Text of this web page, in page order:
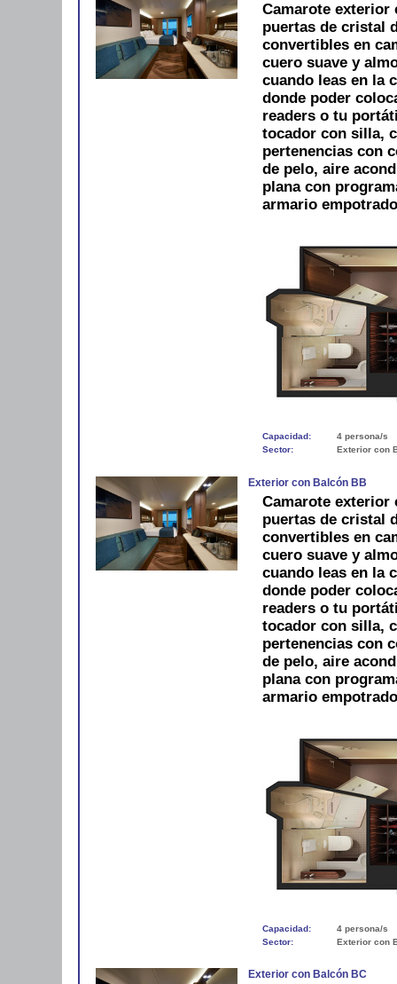
Camarote exterior
puertas de cristal
convertibles en
cuero suave y
cuando leas en la
donde poder
readers o tu
tocador con silla,
pertenencias con
de pelo, aire
plana con
armario
Capacidad:
4 persona/s
Sector:
Exterior con
Exterior con Balcón BB
Camarote exterior
puertas de cristal
convertibles en
cuero suave y
cuando leas en la
donde poder
readers o tu
tocador con silla,
pertenencias con
de pelo, aire
plana con
armario
Capacidad:
4 persona/s
Sector:
Exterior con
Exterior con Balcón BC